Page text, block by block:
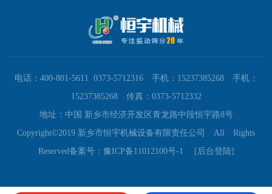
电话：400-801-5611 0373-5712316 手机：15237385268 手机：
15237385268 传真：0373-5712332
地址：中国 新乡市经济开发区青龙路中段恒宇路8号
Copyright©2019 新乡市恒宇机械设备有限责任公司 All Rights
Reserved备案号：豫ICP备11012100号-1 [后台登陆]